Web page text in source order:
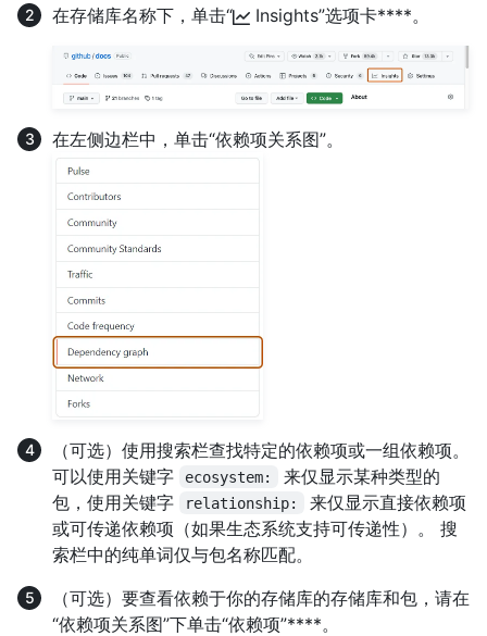
在存储库名称下，单击“
Insights”选项卡****。
在左侧边栏中，单击“依赖项关系图”。
（可选）使用搜索栏查找特定的依赖项或一组依赖项。
可以使用关键字
ecosystem:
来仅显示某种类型的
包，使用关键字
relationship:
来仅显示直接依赖项
或可传递依赖项（如果生态系统支持可传递性）。 搜
索栏中的纯单词仅与包名称匹配。
（可选）要查看依赖于你的存储库的存储库和包，请在
“依赖项关系图”下单击“依赖项”****。